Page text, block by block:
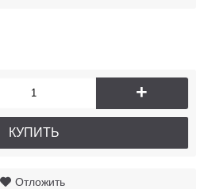
+
КУПИТЬ
Отложить